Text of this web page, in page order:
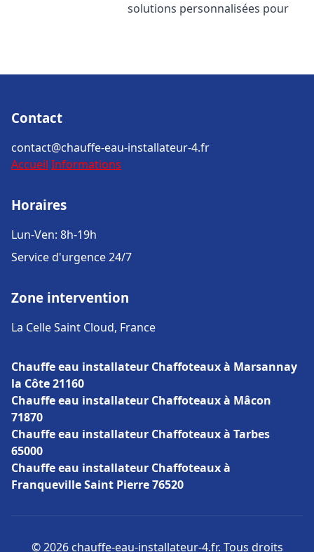
solutions personnalisées pour
Contact
contact@chauffe-eau-installateur-4.fr
Accueil Informations
Horaires
Lun-Ven: 8h-19h
Service d'urgence 24/7
Zone intervention
La Celle Saint Cloud, France
Chauffe eau installateur Chaffoteaux à Marsannay
la Côte 21160
Chauffe eau installateur Chaffoteaux à Mâcon
71870
Chauffe eau installateur Chaffoteaux à Tarbes
65000
Chauffe eau installateur Chaffoteaux à
Franqueville Saint Pierre 76520
© 2026 chauffe-eau-installateur-4.fr. Tous droits